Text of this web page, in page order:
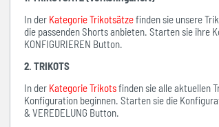
In der Kategorie Trikotsätzefinden sie unsere
die passenden Shorts anbieten. Starten sie ihre
KONFIGURIEREN Button.
2. TRIKOTS
In der Kategorie Trikotsfinden sie alle aktuellen
Konfiguration beginnen. Starten sie die
& VEREDELUNG Button.